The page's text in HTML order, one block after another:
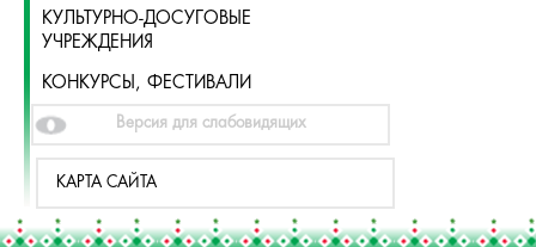
КУЛЬТУРНО-ДОСУГОВЫЕ
УЧРЕЖДЕНИЯ
КОНКУРСЫ, ФЕСТИВАЛИ
Версия для слабовидящих
КАРТА САЙТА